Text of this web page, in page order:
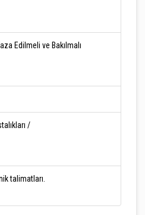
Edilmeli ve Bakılmalı
/
talimatları.